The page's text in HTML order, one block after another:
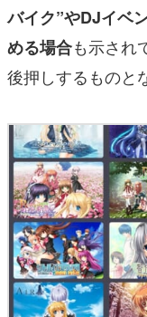
バイク”やDJイベ
める場合も示され
後押しするものと